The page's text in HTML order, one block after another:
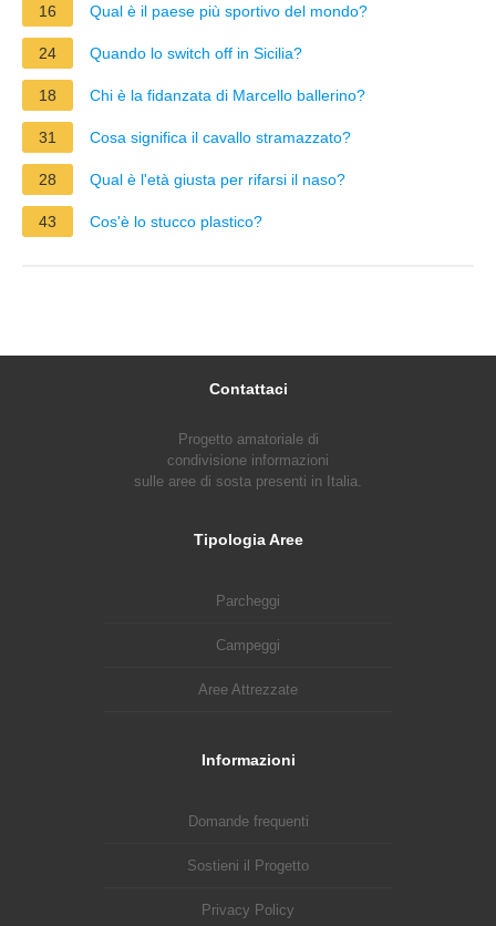
16 Qual è il paese più sportivo del mondo?
24 Quando lo switch off in Sicilia?
18 Chi è la fidanzata di Marcello ballerino?
31 Cosa significa il cavallo stramazzato?
28 Qual è l'età giusta per rifarsi il naso?
43 Cos'è lo stucco plastico?
Contattaci
Progetto amatoriale di
condivisione informazioni
sulle aree di sosta presenti in Italia.
Tipologia Aree
Parcheggi
Campeggi
Aree Attrezzate
Informazioni
Domande frequenti
Sostieni il Progetto
Privacy Policy